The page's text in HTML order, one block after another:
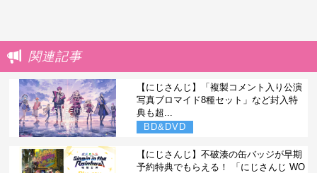
関連記事
【にじさんじ】「複製コメント入り公演
写真ブロマイド8種セット」など封入特
典も超...
BD&DVD
【にじさんじ】不破湊の缶バッジが早期
予約特典でもらえる！ 「にじさんじ WO